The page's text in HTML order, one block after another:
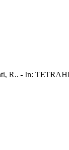
R.. - In: